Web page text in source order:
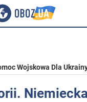
Wojskowa Dla